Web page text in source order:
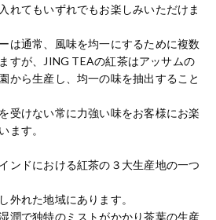
れてもいずれでもお楽しみいただけま
は通常、風味を均一にするために複数
すが、JING TEAの紅茶はアッサムの
から生産し、均一の味を抽出すること
受けない常に力強い味をお客様にお楽
ます。
ンドにおける紅茶の３大生産地の一つ
外れた地域にあります。
潤で独特のミストがかかり茶葉の生産